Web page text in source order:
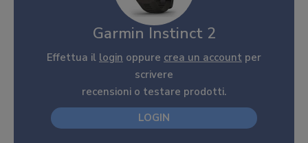
Garmin Instinct 2
Effettua il login oppure crea un account per
scrivere
recensioni o testare prodotti.
LOGIN